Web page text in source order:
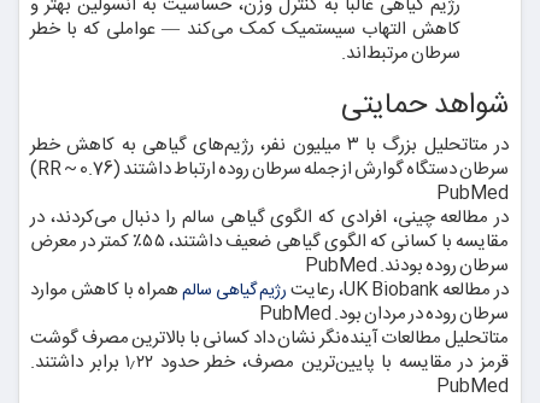
کاهش التهاب سیستمیک کمک می‌کند — عواملی که با خطر
سرطان مرتبط‌اند.
شواهد حمایتی
در متا‌تحلیل بزرگ با ۳ میلیون نفر، رژیم‌های گیاهی به کاهش خطر
سرطان دستگاه گوارش از جمله سرطان روده ارتباط داشتند (RR ~ 0.76)
PubMed
در مطالعه چینی، افرادی که الگوی گیاهی سالم را دنبال می‌کردند، در
مقایسه با کسانی که الگوی گیاهی ضعیف داشتند، ۵۵٪ کمتر در معرض
سرطان روده بودند. PubMed
در مطالعه UK Biobank، رعایت
رژیم گیاهی سالمهمراه با کاهش موارد
سرطان روده در مردان بود. PubMed
متا‌تحلیل مطالعات آینده‌نگر نشان داد کسانی با بالاترین مصرف گوشت
قرمز در مقایسه با پایین‌ترین مصرف، خطر حدود ۱٫۲۲ برابر داشتند.
PubMed